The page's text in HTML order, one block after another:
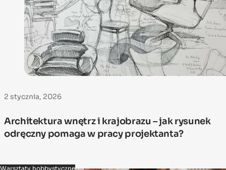
2 stycznia, 2026
Architektura wnętrz i krajobrazu – jak rysunek
odręczny pomaga w pracy projektanta?
Warsztaty hobbystyczne